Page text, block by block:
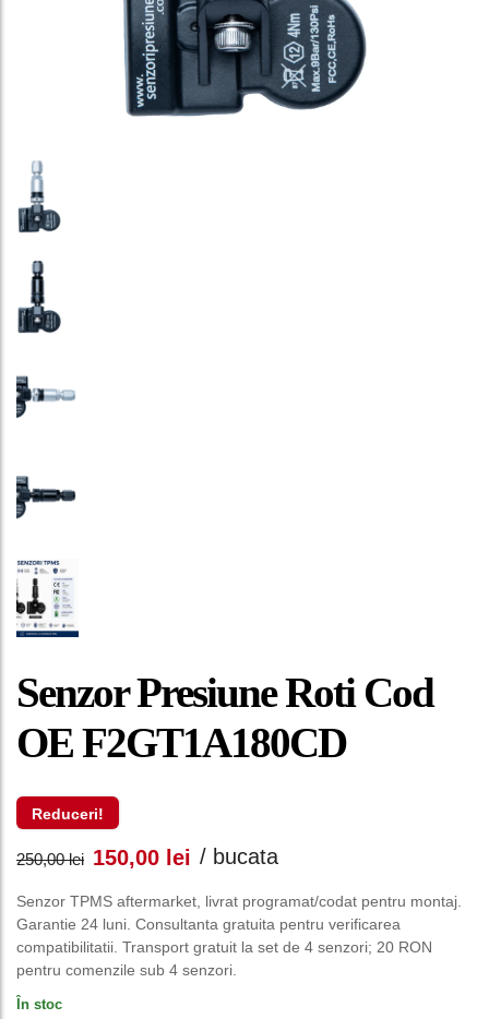
Senzor Presiune Roti Cod
OE F2GT1A180CD
Reduceri!
250,00lei Prețul
inițial
a
150,00 lei Prețul
curent
este:
/ bucata
Senzor TPMS aftermarket, livrat programat/codat pentru montaj.
Garantie 24 luni. Consultanta gratuita pentru verificarea
compatibilitatii. Transport gratuit la set de 4 senzori; 20 RON
pentru comenzile sub 4 senzori.
În stoc